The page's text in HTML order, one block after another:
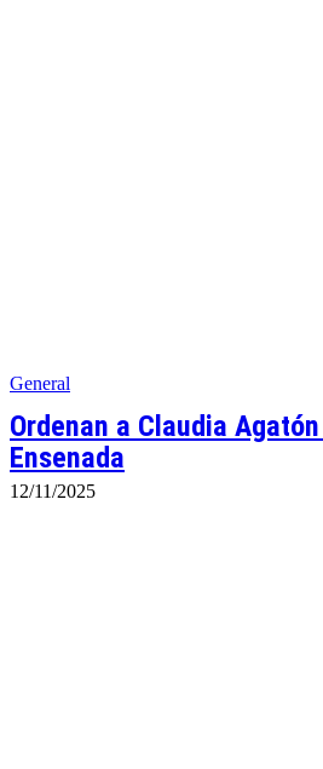
General
Ordenan a Claudia
Ensenada
12/11/2025